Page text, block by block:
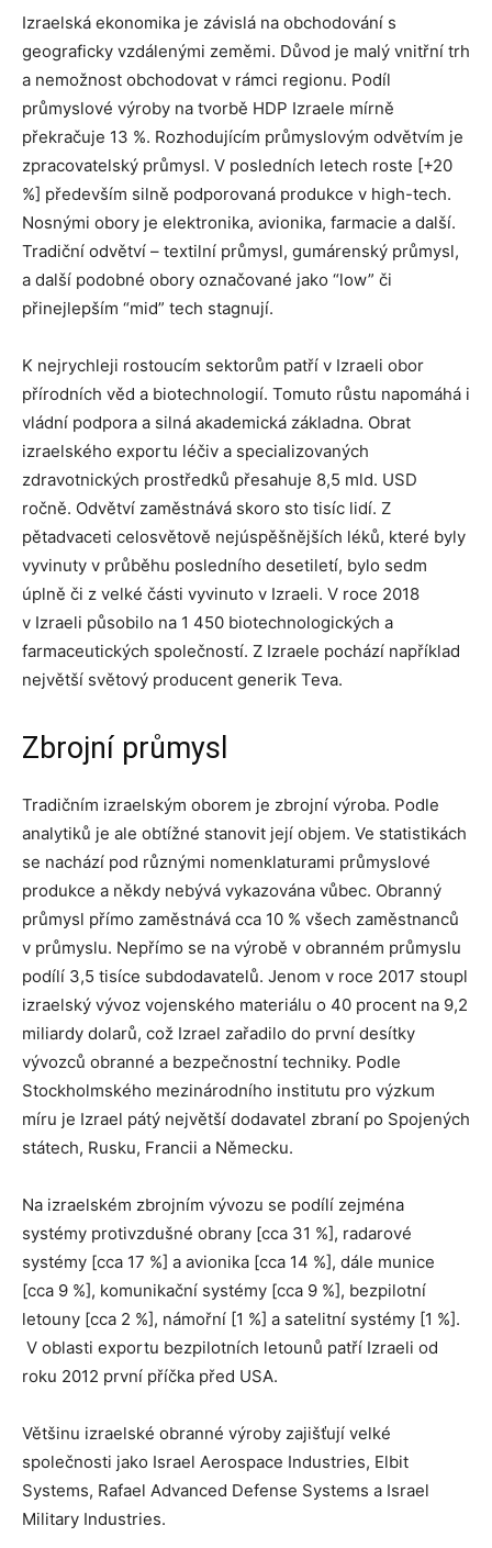
Izraelská ekonomika je závislá na obchodování s
geograficky vzdálenými zeměmi. Důvod je malý vnitřní trh
a nemožnost obchodovat v rámci regionu. Podíl
průmyslové výroby na tvorbě HDP Izraele mírně
překračuje 13 %. Rozhodujícím průmyslovým odvětvím je
zpracovatelský průmysl. V posledních letech roste [+20
%] především silně podporovaná produkce v high-tech.
Nosnými obory je elektronika, avionika, farmacie a další.
Tradiční odvětví – textilní průmysl, gumárenský průmysl,
a další podobné obory označované jako “low” či
přinejlepším “mid” tech stagnují.
K nejrychleji rostoucím sektorům patří v Izraeli obor
přírodních věd a biotechnologií. Tomuto růstu napomáhá i
vládní podpora a silná akademická základna. Obrat
izraelského exportu léčiv a specializovaných
zdravotnických prostředků přesahuje 8,5 mld. USD
ročně. Odvětví zaměstnává skoro sto tisíc lidí. Z
pětadvaceti celosvětově nejúspěšnějších léků, které byly
vyvinuty v průběhu posledního desetiletí, bylo sedm
úplně či z velké části vyvinuto v Izraeli. V roce 2018
v Izraeli působilo na 1 450 biotechnologických a
farmaceutických společností. Z Izraele pochází například
největší světový producent generik Teva.
Zbrojní průmysl
Tradičním izraelským oborem je zbrojní výroba. Podle
analytiků je ale obtížné stanovit její objem. Ve statistikách
se nachází pod různými nomenklaturami průmyslové
produkce a někdy nebývá vykazována vůbec. Obranný
průmysl přímo zaměstnává cca 10 % všech zaměstnanců
v průmyslu. Nepřímo se na výrobě v obranném průmyslu
podílí 3,5 tisíce subdodavatelů. Jenom v roce 2017 stoupl
izraelský vývoz vojenského materiálu o 40 procent na 9,2
miliardy dolarů, což Izrael zařadilo do první desítky
vývozců obranné a bezpečnostní techniky. Podle
Stockholmského mezinárodního institutu pro výzkum
míru je Izrael pátý největší dodavatel zbraní po Spojených
státech, Rusku, Francii a Německu.
Na izraelském zbrojním vývozu se podílí zejména
systémy protivzdušné obrany [cca 31 %], radarové
systémy [cca 17 %] a avionika [cca 14 %], dále munice
[cca 9 %], komunikační systémy [cca 9 %], bezpilotní
letouny [cca 2 %], námořní [1 %] a satelitní systémy [1 %].
V oblasti exportu bezpilotních letounů patří Izraeli od
roku 2012 první příčka před USA.
Většinu izraelské obranné výroby zajišťují velké
společnosti jako Israel Aerospace Industries, Elbit
Systems, Rafael Advanced Defense Systems a Israel
Military Industries.